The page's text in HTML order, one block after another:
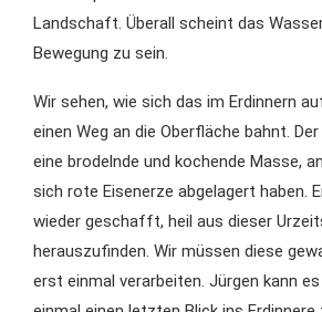
Landschaft. Überall scheint das
Bewegung zu sein.
Wir sehen, wie sich das im Erdinnern
einen Weg an die Oberfläche bahnt.
eine brodelnde und kochende Masse,
sich rote Eisenerze abgelagert haben.
wieder geschafft, heil aus dieser
herauszufinden. Wir müssen diese
erst einmal verarbeiten. Jürgen kann